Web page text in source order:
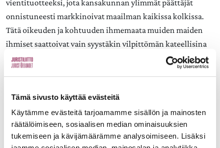
Tämä sivusto käyttää evästeitä
Käytämme evästeitä tarjoamamme sisällön ja mainosten
räätälöimiseen, sosiaalisen median ominaisuuksien
tukemiseen ja kävijämäärämme analysoimiseen. Lisäksi
vientituotteeksi, jota kansakunnan ylimmät päättäjät
onnistuneesti markkinoivat maailman kaikissa kolkissa.
Tätä oikeuden ja kohtuuden ihmemaata muiden maiden
ihmiset saattoivat vain syystäkin vilpittömän kateellisina
ällistellä.
Samaan aikaa toisaalla eli täällä Suomessa asiat eivät ole
yhtä hyvin. Siitäkin huolimatta toivotan kaikille
lakimiehille onnellista Joulun aikaa sekä toiveikasta Uutta